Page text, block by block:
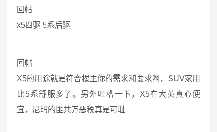
回帖
x5四驱 5系后驱
回帖
X5的用途就是符合楼主你的需求和要求啊，SUV家用
比5系舒服多了。另外吐槽一下，X5在大英真心便
宜，尼玛的匪共万恶税真是可耻